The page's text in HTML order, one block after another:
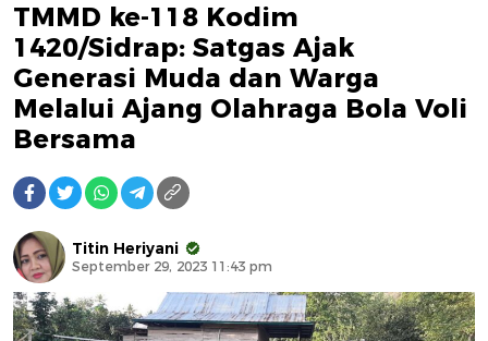
TMMD ke-118 Kodim
1420/Sidrap: Satgas Ajak
Generasi Muda dan Warga
Melalui Ajang Olahraga Bola Voli
Bersama
Titin Heriyani
September 29, 2023 11:43 pm